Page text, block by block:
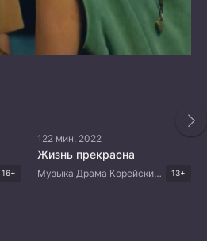
16+
122 мин, 2022
Жизнь прекрасна
Музыка Драма Корейские дорамы 13+